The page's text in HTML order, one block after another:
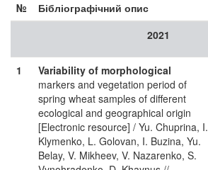
№ Бібліографічний опис
2021
1
Variability of morphological
markers and vegetation period of
spring wheat samples of different
ecological and geographical origin
[Electronic resource] / Yu. Chuprina, I.
Klymenko, L. Golovan, I. Buzina, Yu.
Belay, V. Mikheev, V. Nazarenko, S.